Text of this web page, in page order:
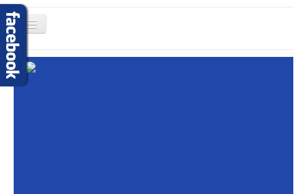
Przełącz
nawigację
Start
O nas